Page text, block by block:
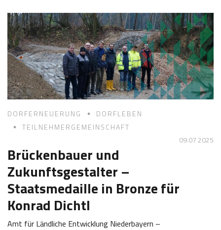
0
5
2
0
2
6
i
n
e
Z
o
t
t
DORFERNEUERUNG
DORFLEBEN
TEILNEHMERGEMEINSCHAFT
09.07 2025
Brückenbauer und
Zukunftsgestalter –
Staatsmedaille in Bronze für
Konrad Dichtl
Amt für Ländliche Entwicklung Niederbayern –